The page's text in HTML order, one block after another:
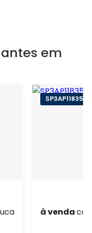
em
SP3AP11835
à venda